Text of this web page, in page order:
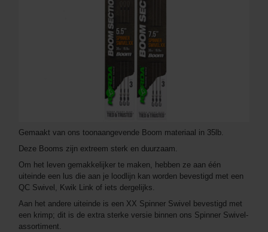
Gemaakt van ons toonaangevende Boom materiaal in 35lb.
Deze Booms zijn extreem sterk en duurzaam.
Om het leven gemakkelijker te maken, hebben ze aan één
uiteinde een lus die aan je loodlijn kan worden bevestigd met een
QC Swivel, Kwik Link of iets dergelijks.
Aan het andere uiteinde is een XX Spinner Swivel bevestigd met
een krimp; dit is de extra sterke versie binnen ons Spinner Swivel-
assortiment.